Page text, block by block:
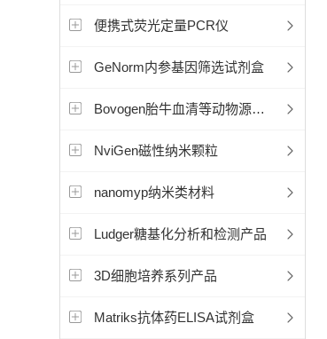
便携式荧光定量PCR仪
GeNorm内参基因筛选试剂盒
Bovogen胎牛血清等动物源产品
NviGen磁性纳米颗粒
nanomyp纳米类材料
Ludger糖基化分析和检测产品
3D细胞培养系列产品
Matriks抗体药ELISA试剂盒